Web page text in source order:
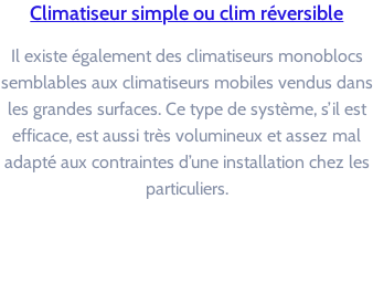
Climatiseur simple ou clim réversible
Il existe également des climatiseurs monoblocs
semblables aux climatiseurs mobiles vendus dans
les grandes surfaces. Ce type de système, s’il est
efficace, est aussi très volumineux et assez mal
adapté aux contraintes d’une installation chez les
particuliers.